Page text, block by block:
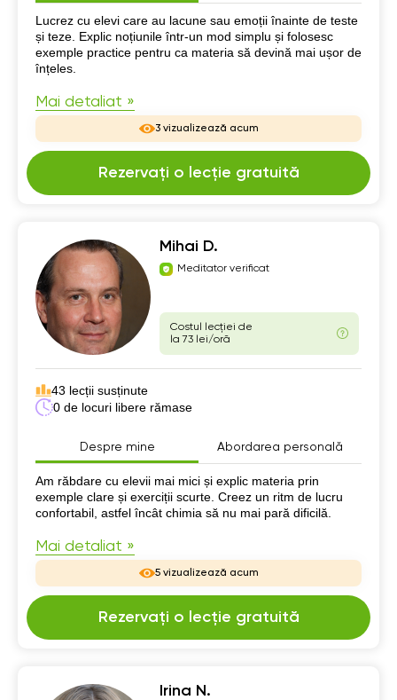
Despre mine
Lucrez cu elevi care au lacune sau emoții înainte de teste
și teze. Explic noțiunile într-un mod simplu și folosesc
exemple practice pentru ca materia să devină mai ușor de
înțeles.
Mai detaliat »
3 vizualizează acum
Rezervați o lecție gratuită
Mihai D.
Meditator verificat
Costul lecției de
la 73 lei/oră
43 lecții susținute
0 de locuri libere rămase
Despre mine Abordarea personală
Despre mine
Am răbdare cu elevii mai mici și explic materia prin
exemple clare și exerciții scurte. Creez un ritm de lucru
confortabil, astfel încât chimia să nu mai pară dificilă.
Mai detaliat »
5 vizualizează acum
Rezervați o lecție gratuită
Irina N.